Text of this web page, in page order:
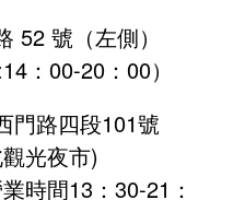
52 號（左側）
14：00-20：00）
門路四段101號
觀光夜市)
業時間13：30-21：